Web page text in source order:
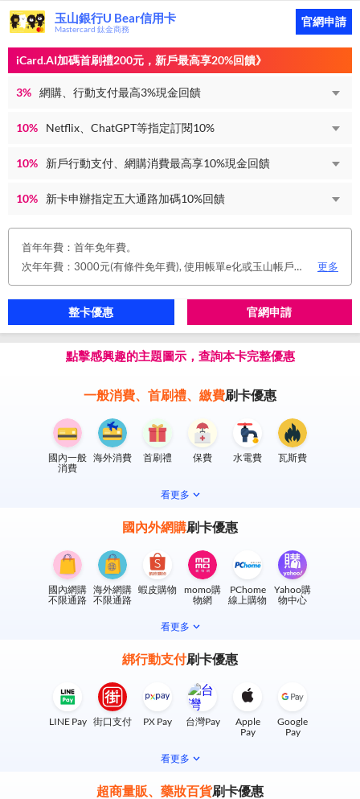
玉山銀行U Bear信用卡
Mastercard 鈦金商務
官網申請
iCard.AI加碼首刷禮200元，新戶最高享20%回饋》
3% 網購、行動支付最高3%現金回饋
10% Netflix、ChatGPT等指定訂閱10%
10% 新戶行動支付、網購消費最高享10%現金回饋
10% 新卡申辦指定五大通路加碼10%回饋
首年年費：首年免年費。
次年年費：3000元(有條件免年費), 使用帳單e化或玉山帳戶自動扣繳信用卡款或任消費一筆享免年費優惠。
更多
整卡優惠 官網申請
點擊感興趣的主題圖示，查詢本卡完整優惠
一般消費、首刷禮、繳費刷卡優惠
國內一般
消費
海外消費 首刷禮 保費 水電費 瓦斯費
看更多
國內外網購刷卡優惠
國內網購
不限通路
海外網購
不限通路
蝦皮購物
momo購
物網
PChome
線上購物
Yahoo購
物中心
看更多
綁行動支付刷卡優惠
LINE Pay 街口支付 PX Pay 台灣Pay
Apple
Pay
Google
Pay
看更多
超商量販、藥妝百貨刷卡優惠